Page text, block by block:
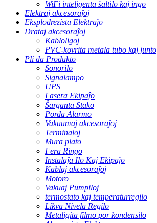
WiFi inteligenta ŝaltilo kaj ingo
Elektraj akcesoraĵoj
Eksplodrezista Elektraĵo
Drataj akcesoraĵoj
Kabloligoj
PVC-kovrita metala tubo kaj junto
Pli da Produkto
Sonorilo
Signalampo
UPS
Lasera Ekipaĵo
Ŝarganta Stako
Porda Alarmo
Vakuumaj akcesoraĵoj
Terminaloj
Mura plato
Fera Ringo
Instalaĵa Ilo Kaj Ekipaĵo
Kablaj akcesoraĵoj
Motoro
Vakuaj Pumpiloj
termostato kaj temperaturregilo
Likva Nivela Regilo
Metaligita filmo por kondensilo